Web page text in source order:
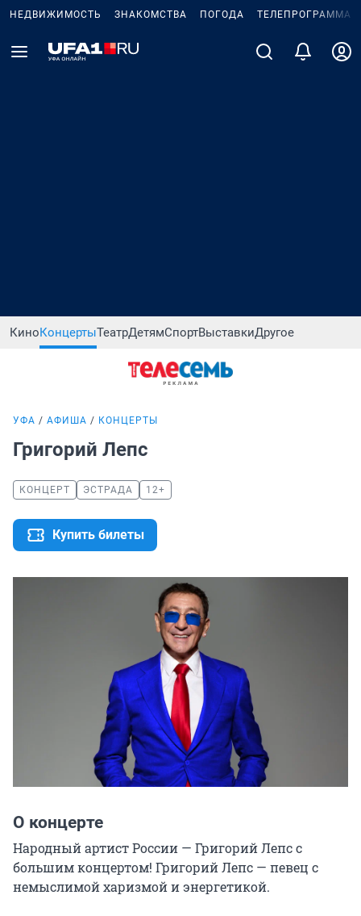
НЕДВИЖИМОСТЬ ЗНАКОМСТВА ПОГОДА ТЕЛЕПРОГРАММА
КиноКонцертыТеатрДетямСпортВыставкиДругое
УФА АФИША КОНЦЕРТЫ
Григорий Лепс
КОНЦЕРТ ЭСТРАДА 12+
Купить билеты
О концерте
Народный артист России — Григорий Лепс с
большим концертом! Григорий Лепс — певец с
немыслимой харизмой и энергетикой.